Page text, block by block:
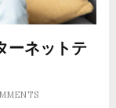
ーネットテ